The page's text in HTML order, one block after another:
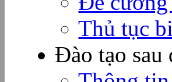
Thủ tục
Đào tạo sau